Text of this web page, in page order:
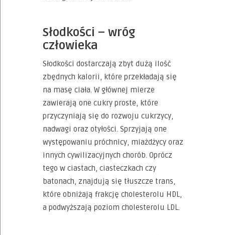
Słodkości – wróg
człowieka
Słodkości dostarczają zbyt dużą ilość
zbędnych kalorii, które przekładają się
na masę ciała. W głównej mierze
zawierają one cukry proste, które
przyczyniają się do rozwoju cukrzycy,
nadwagi oraz otyłości. Sprzyjają one
występowaniu próchnicy, miażdżycy oraz
innych cywilizacyjnych chorób. Oprócz
tego w ciastach, ciasteczkach czy
batonach, znajdują się tłuszcze trans,
które obniżają frakcję cholesterolu HDL,
a podwyższają poziom cholesterolu LDL.